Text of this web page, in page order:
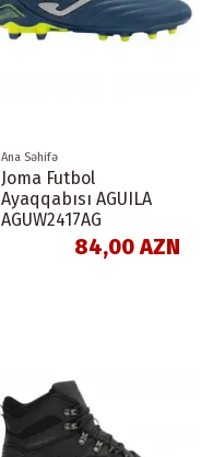
Ana Səhifə
Joma Futbol
Ayaqqabısı AGUILA
AGUW2417AG
84,00 AZN